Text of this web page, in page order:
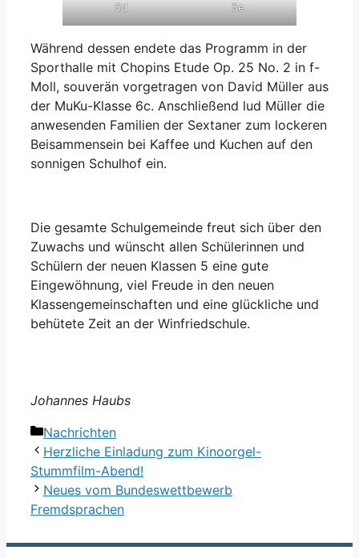
5d 5e
Während dessen endete das Programm in der
Sporthalle mit Chopins Etude Op. 25 No. 2 in f-
Moll, souverän vorgetragen von David Müller aus
der MuKu-Klasse 6c. Anschließend lud Müller die
anwesenden Familien der Sextaner zum lockeren
Beisammensein bei Kaffee und Kuchen auf den
sonnigen Schulhof ein.
Die gesamte Schulgemeinde freut sich über den
Zuwachs und wünscht allen Schülerinnen und
Schülern der neuen Klassen 5 eine gute
Eingewöhnung, viel Freude in den neuen
Klassengemeinschaften und eine glückliche und
behütete Zeit an der Winfriedschule.
Johannes Haubs
Kategorien
Nachrichten
Herzliche Einladung zum Kinoorgel-
Stummfilm-Abend!
Neues vom Bundeswettbewerb
Fremdsprachen